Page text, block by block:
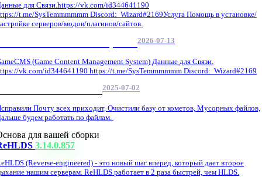
для Связи.https://vk.com/id344641190
t.me/SysTemmmmmm Discord: Wizard#2169Услуга Помощь в установке/
серверов/модов/плагинов/сайтов.
2026-07-13
(Game Content Management System) Данные для Связи.
vk.com/id344641190 https://t.me/SysTemmmmmm Discord: Wizard#2169
2025-07-02
Почту всех приходит, Очистили базу от кометов, Мусорных файлов,
будем работать по файлам.
для вашей сборки
3.14.0.857
(Reverse-engineered) - это новый шаг вперед, который дает второе
нашим серверам. ReHLDS работает в 2 раза быстрей, чем HLDS.